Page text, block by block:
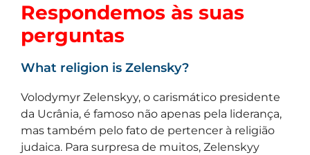
Respondemos às suas
perguntas
What religion is Zelensky?
Volodymyr Zelenskyy, o carismático presidente
da Ucrânia, é famoso não apenas pela liderança,
mas também pelo fato de pertencer à religião
judaica. Para surpresa de muitos, Zelenskyy